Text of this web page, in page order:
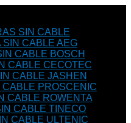
SIN CABLE
CABLE AEG
CABLE BOSCH
CABLE CECOTEC
CABLE JASHEN
PROSCENIC
CABLE ROWENTA
CABLE TINECO
CABLE ULTENIC